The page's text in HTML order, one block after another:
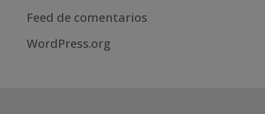
Feed de comentarios
WordPress.org